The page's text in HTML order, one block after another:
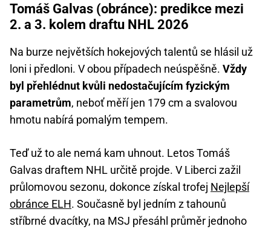
Tomáš Galvas (obránce): predikce mezi
2. a 3. kolem draftu NHL 2026
Na burze největších hokejových talentů se hlásil už
loni i předloni. V obou případech neúspěšně. Vždy
byl přehlédnut kvůli nedostačujícím fyzickým
parametrům, neboť měří jen 179 cm a svalovou
hmotu nabírá pomalým tempem.
Teď už to ale nemá kam uhnout. Letos Tomáš
Galvas draftem NHL určitě projde. V Liberci zažil
průlomovou sezonu, dokonce získal trofej Nejlepší
obránce ELH. Současně byl jedním z tahounů
stříbrné dvacítky, na MSJ přesáhl průměr jednoho